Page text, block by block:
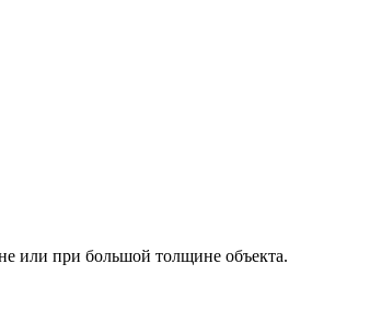
или при большой толщине объекта.